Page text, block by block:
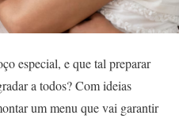
especial, e que tal preparar
a todos? Com ideias
um menu que vai garantir